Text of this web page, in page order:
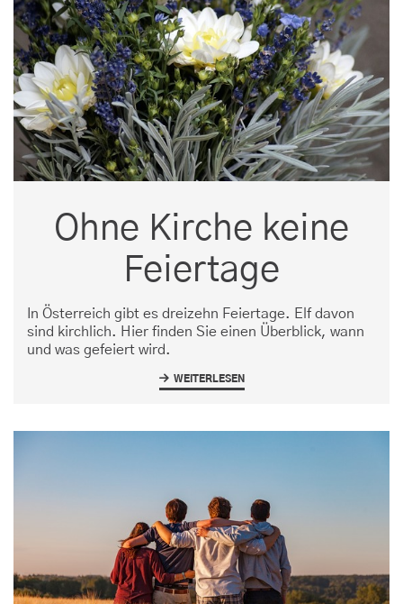
Ohne Kirche keine
Feiertage
In Österreich gibt es dreizehn Feiertage. Elf davon
sind kirchlich. Hier finden Sie einen Überblick, wann
und was gefeiert wird.
WEITERLESEN